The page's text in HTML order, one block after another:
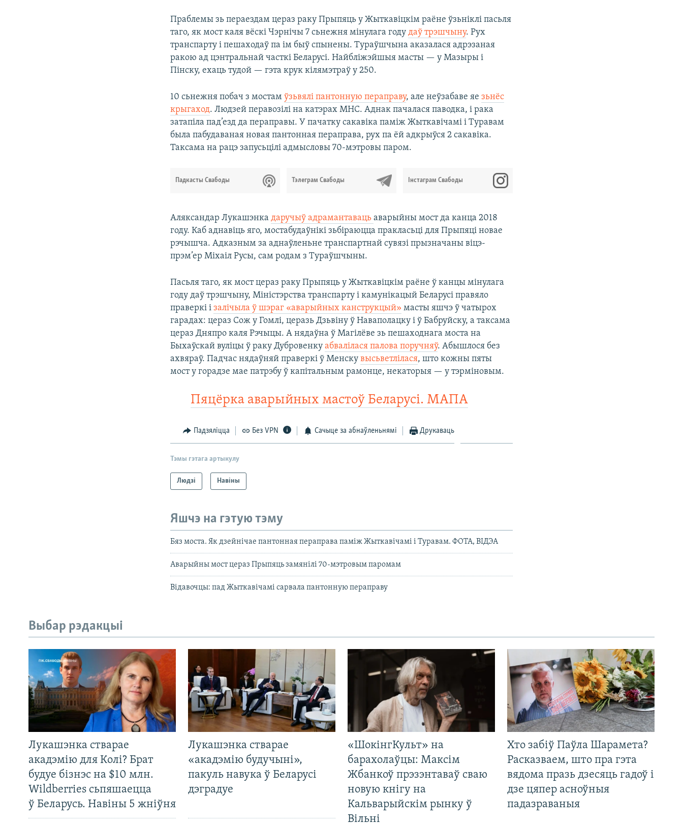
Праблемы зь пераездам цераз раку Прыпяць у Жыткавіцкім раёне ўзьніклі пасьля
таго, як мост каля вёскі Чэрнічы 7 сьнежня мінулага годудаў трэшчыну. Рух
транспарту і пешаходаў па ім быў спынены. Тураўшчына аказалася адрэзаная
ракою ад цэнтральнай часткі Беларусі. Найбліжэйшыя масты — у Мазыры і
Пінску, ехаць тудой — гэта крук кілямэтраў у 250.
10 сьнежня побач з мостамўзьвялі пантонную пераправу, але неўзабаве яезьнёс
крыгаход. Людзей перавозілі на катэрах МНС. Аднак пачалася паводка, і рака
затапіла пад’езд да пераправы. У пачатку сакавіка паміж Жыткавічамі і Туравам
была пабудаваная новая пантонная пераправа, рух па ёй адкрыўся 2 сакавіка.
Таксама на рацэ запусьцілі адмысловы 70-мэтровы паром.
Падкасты Свабоды Тэлеграм Свабоды Інстаграм Свабоды
Аляксандар Лукашэнкадаручыў адрамантавацьаварыйны мост да канца 2018
году. Каб аднавіць яго, мостабудаўнікі зьбіраюцца пракласьці для Прыпяці новае
рэчышча. Адказным за аднаўленьне транспартнай сувязі прызначаны віцэ-
прэм’ер Міхаіл Русы, сам родам з Тураўшчыны.
Пасьля таго, як мост цераз раку Прыпяць у Жыткавіцкім раёне ў канцы мінулага
году даў трэшчыну, Міністэрства транспарту і камунікацый Беларусі правяло
праверкі ізалічыла ў шэраг «аварыйных канструкцый» масты яшчэ ў чатырох
гарадах: цераз Сож у Гомлі, церазь Дзьвіну ў Наваполацку і ў Бабруйску, а таксама
цераз Дняпро каля Рэчыцы. А нядаўна ў Магілёве зь пешаходнага моста на
Быхаўскай вуліцы ў раку Дубровенкуабвалілася палова поручняў. Абышлося без
ахвяраў. Падчас нядаўняй праверкі ў Менскувысьветлілася, што кожны пяты
мост у горадзе мае патрэбу ў капітальным рамонце, некаторыя — у тэрміновым.
Пяцёрка аварыйных мастоў Беларусі. МАПА
Падзяліцца Без VPN Сачыце за абнаўленьнямі Друкаваць
Тэмы гэтага артыкулу
Людзі Навіны
Яшчэ на гэтую тэму
Бяз моста. Як дзейнічае пантонная пераправа паміж Жыткавічамі і Туравам. ФОТА, ВІДЭА
Аварыйны мост цераз Прыпяць замянілі 70-мэтровым паромам
Відавочцы: пад Жыткавічамі сарвала пантонную пераправу
Выбар рэдакцыі
Лукашэнка стварае
акадэмію для Колі? Брат
будуе бізнэс на $10 млн.
Wildberries сьпяшаецца
ў Беларусь. Навіны 5 жніўня
Лукашэнка стварае
«акадэмію будучыні»,
пакуль навука ў Беларусі
дэградуе
«ШокінгКульт» на
барахолаўцы: Максім
Жбанкоў прэзэнтаваў сваю
новую кнігу на
Кальварыйскім рынку ў
Вільні
Хто забіў Паўла Шарамета?
Расказваем, што пра гэта
вядома празь дзесяць гадоў і
дзе цяпер асноўныя
падазраваныя